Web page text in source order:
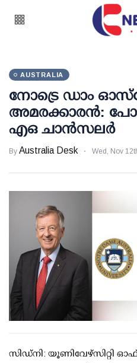
AUSTRALIA
നോട്രെ ഡാം
അമരക്കാരൻ:
എഒ ചാൻസലർ
By Australia Desk Wed, Nov
സിഡ്‌നി: യൂണിവേഴ്സിറ്റി